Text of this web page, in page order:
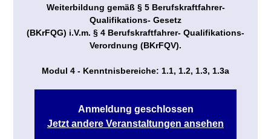
Weiterbildung gemäß § 5 Berufskraftfahrer-
Qualifikations- Gesetz
(BKrFQG) i.V.m. § 4 Berufskraftfahrer- Qualifikations-
Verordnung (BKrFQV).
Modul 4 - Kenntnisbereiche: 1.1, 1.2, 1.3, 1.3a
Anmeldung geschlossen
Jetzt andere Veranstaltungen ansehen